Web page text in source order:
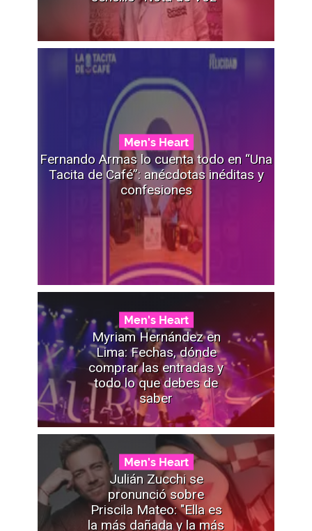
Men's Heart
Fernando Armas lo cuenta todo en “Una
Tacita de Café”: anécdotas inéditas y
confesiones
Men's Heart
Myriam Hernández en
Lima: Fechas, dónde
comprar las entradas y
todo lo que debes de
saber
Men's Heart
Julián Zucchi se
pronunció sobre
Priscila Mateo: "Ella es
la más dañada y la más